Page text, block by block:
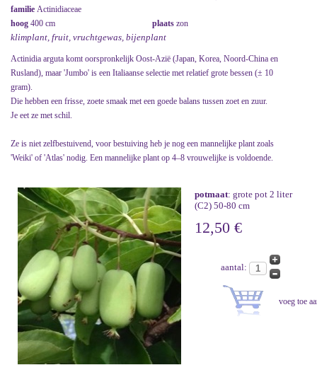
familie Actinidiaceae
hoog 400 cm plaats zon
klimplant, fruit, vruchtgewas, bijenplant
Actinidia arguta komt oorspronkelijk Oost-Azië (Japan, Korea, Noord-China en
Rusland), maar 'Jumbo' is een Italiaanse selectie met relatief grote bessen (± 10
gram).
Die hebben een frisse, zoete smaak met een goede balans tussen zoet en zuur.
Je eet ze met schil.
Ze is niet zelfbestuivend, voor bestuiving heb je nog een mannelijke plant zoals
'Weiki' of 'Atlas' nodig. Een mannelijke plant op 4–8 vrouwelijke is voldoende.
potmaat: grote pot 2 liter
(C2) 50-80 cm
12,50 €
aantal: